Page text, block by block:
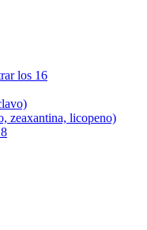
los 16
zeaxantina, licopeno)